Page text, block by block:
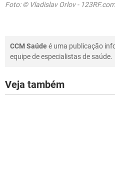
Foto: © Vladislav Orlov - 123RF.com
CCM Saúdeé uma publicação
equipe de especialistas de saúde.
Veja também